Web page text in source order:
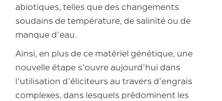
abiotiques, telles que des changements
soudains de température, de salinité ou de
manque d’eau.
Ainsi, en plus de ce matériel génétique, une
nouvelle étape s’ouvre aujourd’hui dans
l’utilisation d’éliciteurs au travers d’engrais
complexes, dans lesquels prédominent les